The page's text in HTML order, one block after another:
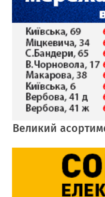
Великий